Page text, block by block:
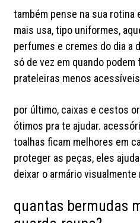
também pense na sua rotina
mais usa, tipo uniformes,
perfumes e cremes do dia a
só de vez em quando
prateleiras menos
por último, caixas e cestos
ótimos pra te ajudar.
toalhas ficam melhores em
proteger as peças, eles
deixar o armário visualmente
quantas bermudas